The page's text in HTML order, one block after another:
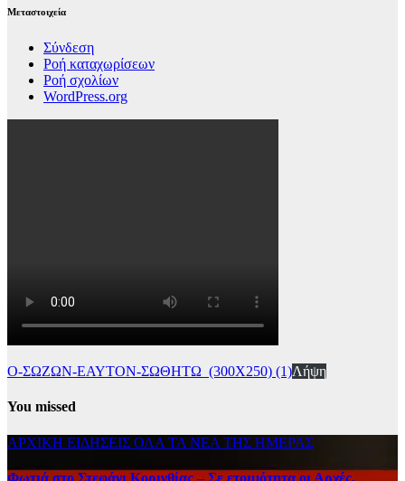
Μεταστοιχεία
Σύνδεση
Ροή καταχωρίσεων
Ροή σχολίων
WordPress.org
Ο-ΣΩΖΩΝ-ΕΑΥΤΟΝ-ΣΩΘΗΤΩ_(300Χ250) (1)Λήψη
You missed
ΑΡΧΙΚΗ ΕΙΔΗΣΕΙΣ ΟΛΑ ΤΑ ΝΕΑ ΤΗΣ ΗΜΕΡΑΣ
Φωτιά στο Στεφάνι Κορινθίας – Σε ετοιμότητα οι Αρχές,